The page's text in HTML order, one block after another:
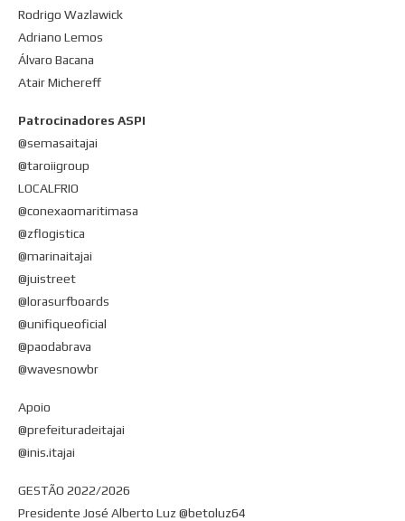
Rodrigo Wazlawick
Adriano Lemos
Álvaro Bacana
Atair Michereff
Patrocinadores ASPI
@semasaitajai
@taroiigroup
LOCALFRIO
@conexaomaritimasa
@zflogistica
@marinaitajai
@juistreet
@lorasurfboards
@unifiqueoficial
@paodabrava
@wavesnowbr
Apoio
@prefeituradeitajai
@inis.itajai
GESTÃO 2022/2026
Presidente José Alberto Luz @betoluz64